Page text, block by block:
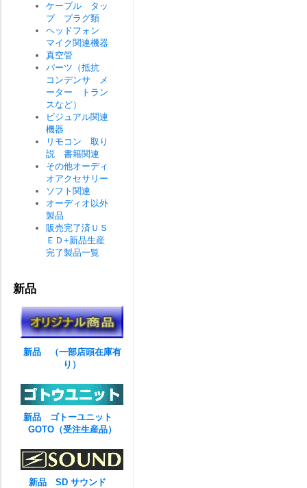
ケーブル タッ
プ プラグ類
ヘッドフォン
マイク関連機器
真空管
パーツ（抵抗
コンデンサ メ
ーター トラン
スなど）
ビジュアル関連
機器
リモコン 取り
説 書籍関連
その他オーディ
オアクセサリー
ソフト関連
オーディオ以外
製品
販売完了済ＵＳ
ＥＤ+新品生産
完了製品一覧
新品
新品 （一部店頭在庫有
り）
新品 ゴトーユニット
GOTO（受注生産品）
新品 SD サウンド